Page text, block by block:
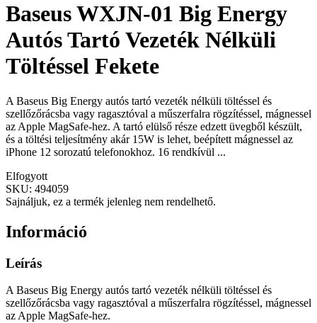
Baseus WXJN-01 Big Energy
Autós Tartó Vezeték Nélküli
Töltéssel Fekete
A Baseus Big Energy autós tartó vezeték nélküli töltéssel és
szellőzőrácsba vagy ragasztóval a műszerfalra rögzítéssel, mágnessel
az Apple MagSafe-hez. A tartó elülső része edzett üvegből készült,
és a töltési teljesítmény akár 15W is lehet, beépített mágnessel az
iPhone 12 sorozatú telefonokhoz. 16 rendkívül ...
Elfogyott
SKU: 494059
Sajnáljuk, ez a termék jelenleg nem rendelhető.
Információ
Leírás
A Baseus Big Energy autós tartó vezeték nélküli töltéssel és
szellőzőrácsba vagy ragasztóval a műszerfalra rögzítéssel, mágnessel
az Apple MagSafe-hez.